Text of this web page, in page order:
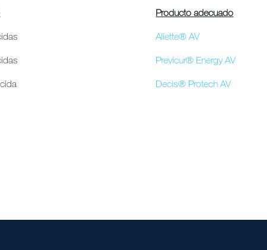
Producto adecuado
Aliette® AV
Previcur® Energy AV
Decis® Protech AV